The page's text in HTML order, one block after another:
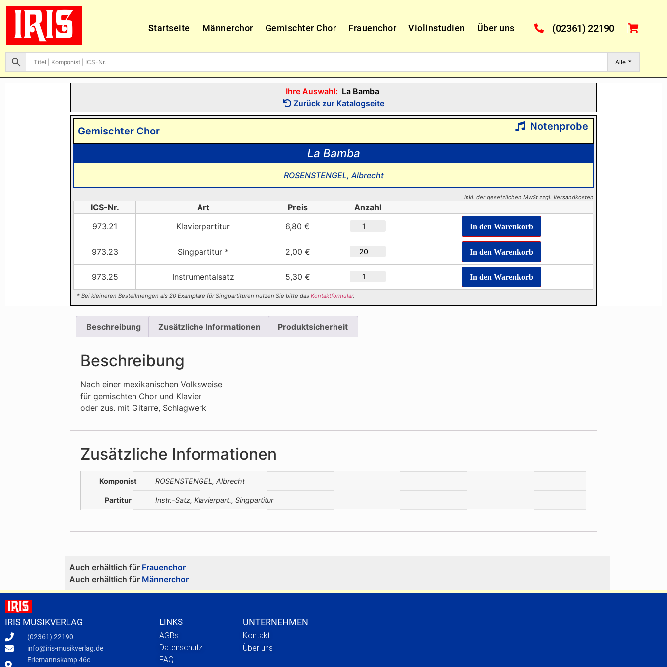
Startseite Männerchor Gemischter Chor Frauenchor Violinstudien Über uns (02361) 22190
Alle
Ihre Auswahl: La Bamba
Zurück zur Katalogseite
Gemischter Chor Notenprobe
La Bamba
ROSENSTENGEL, Albrecht
inkl. der gesetzlichen MwSt zzgl. Versandkosten
ICS-Nr. Art Preis
Anzahl
973.21
Klavierpartitur 6,80 €
973.23 Singpartitur * 2,00 €
973.25 Instrumentalsatz 5,30 €
* Bei kleineren Bestellmengen als 20 Examplare für Singpartituren nutzen Sie bitte das Kontaktformular.
Beschreibung Zusätzliche Informationen Produktsicherheit
Beschreibung
Nach einer mexikanischen Volksweise
für gemischten Chor und Klavier
oder zus. mit Gitarre, Schlagwerk
Zusätzliche Informationen
Komponist ROSENSTENGEL, Albrecht
Partitur Instr.-Satz, Klavierpart., Singpartitur
Auch erhältlich für Frauenchor
Auch erhältlich für Männerchor
IRIS MUSIKVERLAG
(02361) 22190
info@iris-musikverlag.de
Erlemannskamp 46c
LINKS
AGBs
Datenschutz
FAQ
UNTERNEHMEN
Kontakt
Über uns